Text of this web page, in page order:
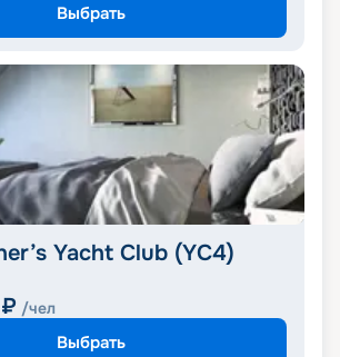
Выбрать
Yacht Club (YC4)
₽ /чел
Выбрать